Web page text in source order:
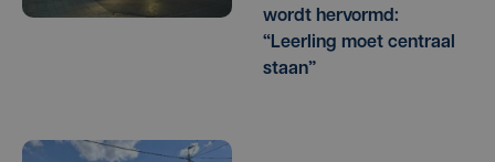
wordt hervormd:
“Leerling moet centraal
staan”